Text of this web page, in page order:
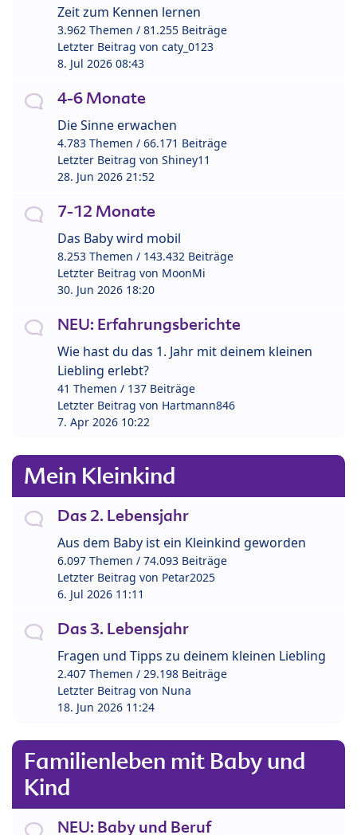
Zeit zum Kennen lernen
3.962 Themen / 81.255 Beiträge
Letzter Beitrag von caty_0123
8. Jul 2026 08:43
4-6 Monate
Die Sinne erwachen
4.783 Themen / 66.171 Beiträge
Letzter Beitrag von Shiney11
28. Jun 2026 21:52
7-12 Monate
Das Baby wird mobil
8.253 Themen / 143.432 Beiträge
Letzter Beitrag von MoonMi
30. Jun 2026 18:20
NEU: Erfahrungsberichte
Wie hast du das 1. Jahr mit deinem kleinen
Liebling erlebt?
41 Themen / 137 Beiträge
Letzter Beitrag von Hartmann846
7. Apr 2026 10:22
Mein Kleinkind
Das 2. Lebensjahr
Aus dem Baby ist ein Kleinkind geworden
6.097 Themen / 74.093 Beiträge
Letzter Beitrag von Petar2025
6. Jul 2026 11:11
Das 3. Lebensjahr
Fragen und Tipps zu deinem kleinen Liebling
2.407 Themen / 29.198 Beiträge
Letzter Beitrag von Nuna
18. Jun 2026 11:24
Familienleben mit Baby und
Kind
NEU: Baby und Beruf